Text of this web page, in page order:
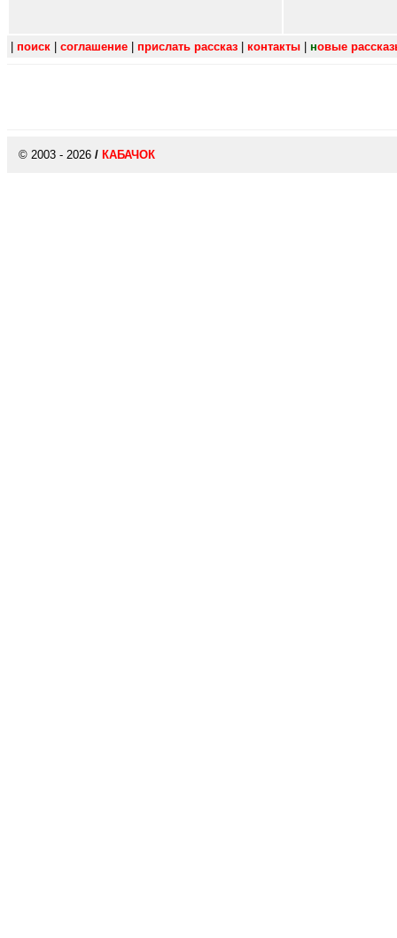
поиск соглашение прислать рассказ контакты новые
© 2003 - 2026 / КАБАЧОК